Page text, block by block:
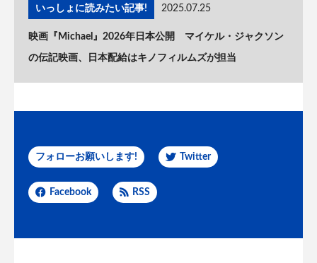
いっしょに読みたい記事! 2025.07.25
映画『Michael』2026年日本公開 マイケル・ジャクソン
の伝記映画、日本配給はキノフィルムズが担当
フォローお願いします! Twitter
Facebook RSS